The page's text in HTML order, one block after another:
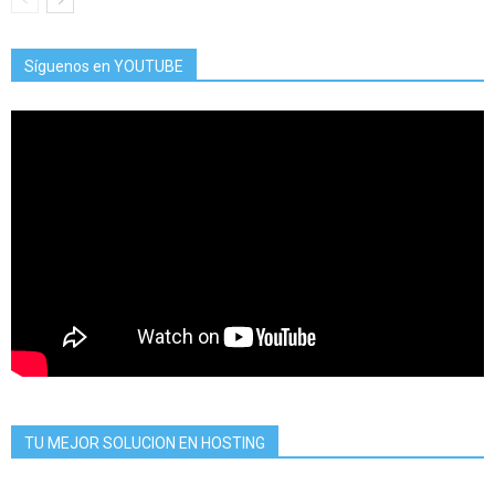
Síguenos en YOUTUBE
TU MEJOR SOLUCION EN HOSTING